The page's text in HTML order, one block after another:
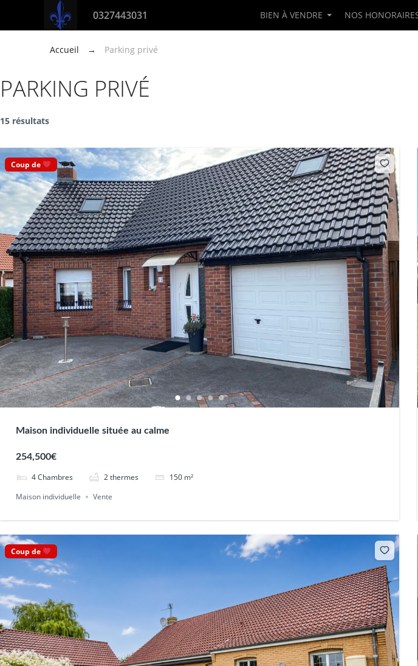
0327443031 BIEN À VENDRE NOS
Accueil → Parking privé
PARKING PRIVÉ
15 résultats
Coup de
Maison individuelle située au calme
254,500€
4Chambres 2thermes 150 m²
Maison individuelle
Vente
Coup de